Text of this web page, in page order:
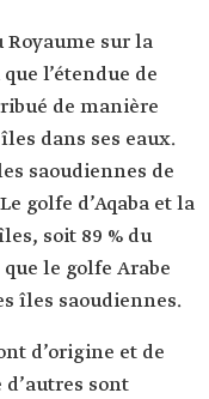
Royaume sur la
l’étendue de
de manière
dans ses eaux.
saoudiennes de
golfe d’Aqaba et la
soit 89 % du
le golfe Arabe
îles saoudiennes.
d’origine et de
sont